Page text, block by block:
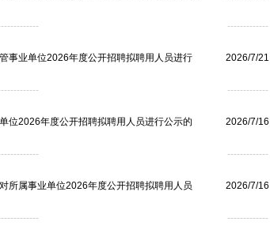
-------------
事业单位2026年度公开招聘拟聘用人员进行
2026/7/21
-------------
位2026年度公开招聘拟聘用人员进行公示的
2026/7/16
-------------
所属事业单位2026年度公开招聘拟聘用人员
2026/7/16
-------------